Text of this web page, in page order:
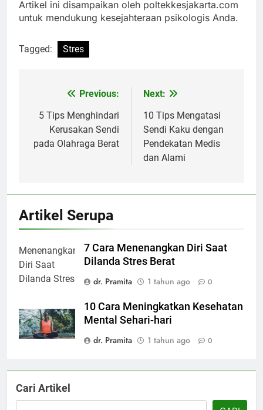
Artikel ini disampaikan oleh poltekkesjakarta.com
untuk mendukung kesejahteraan psikologis Anda.
Tagged: Stres
Navigasi
pos
Previous:
5 Tips Menghindari
Kerusakan Sendi
pada Olahraga Berat
Next:
10 Tips Mengatasi
Sendi Kaku dengan
Pendekatan Medis
dan Alami
Artikel Serupa
7 Cara Menenangkan Diri Saat
Dilanda Stres Berat
dr. Pramita
1 tahun ago 0
10 Cara Meningkatkan Kesehatan
Mental Sehari-hari
dr. Pramita
1 tahun ago 0
Cari Artikel